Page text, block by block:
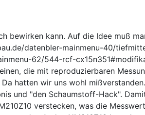
bewirken kann. Auf die Idee muß
datenbler-mainmenu-40/
62/544-rcf-
die mit reproduzierbaren
hatten wir uns wohl
und "den Schaumstoff-Hack".
verstecken, was die